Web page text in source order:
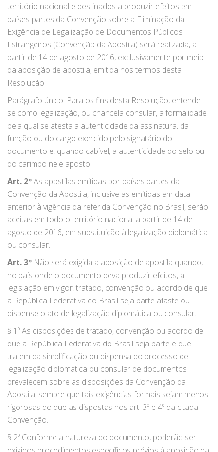
território nacional e destinados a produzir efeitos em
países partes da Convenção sobre a Eliminação da
Exigência de Legalização de Documentos Públicos
Estrangeiros (Convenção da Apostila) será realizada, a
partir de 14 de agosto de 2016, exclusivamente por meio
da aposição de apostila, emitida nos termos desta
Resolução.
Parágrafo único. Para os fins desta Resolução, entende-
se como legalização, ou chancela consular, a formalidade
pela qual se atesta a autenticidade da assinatura, da
função ou do cargo exercido pelo signatário do
documento e, quando cabível, a autenticidade do selo ou
do carimbo nele aposto.
Art. 2ºAs apostilas emitidas por países partes da
Convenção da Apostila, inclusive as emitidas em data
anterior à vigência da referida Convenção no Brasil, serão
aceitas em todo o território nacional a partir de 14 de
agosto de 2016, em substituição à legalização diplomática
ou consular.
Art. 3º Não será exigida a aposição de apostila quando,
no país onde o documento deva produzir efeitos, a
legislação em vigor, tratado, convenção ou acordo de que
a República Federativa do Brasil seja parte afaste ou
dispense o ato de legalização diplomática ou consular.
§ 1º As disposições de tratado, convenção ou acordo de
que a República Federativa do Brasil seja parte e que
tratem da simplificação ou dispensa do processo de
legalização diplomática ou consular de documentos
prevalecem sobre as disposições da Convenção da
Apostila, sempre que tais exigências formais sejam menos
rigorosas do que as dispostas nos art. 3º e 4º da citada
Convenção.
§ 2º Conforme a natureza do documento, poderão ser